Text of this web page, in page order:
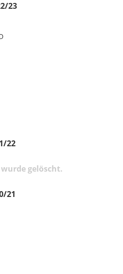
23
22
gelöscht.
21